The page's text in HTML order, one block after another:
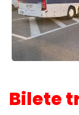
Bilete